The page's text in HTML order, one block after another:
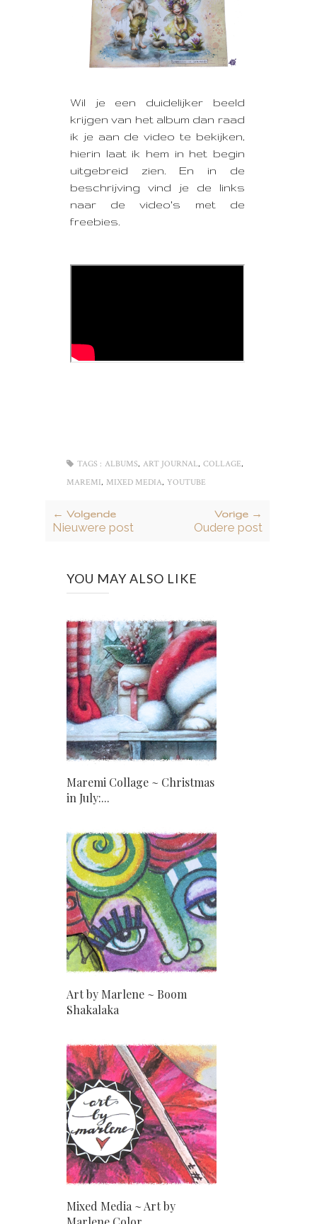
Wil je een duidelijker beeld
krijgen van het album dan raad
ik je aan de video te bekijken,
hierin laat ik hem in het begin
uitgebreid zien. En in de
beschrijving vind je de links
naar de video's met de
freebies.
TAGS : ALBUMS, ART JOURNAL, COLLAGE,
MAREMI, MIXED MEDIA, YOUTUBE
← Volgende
Nieuwere post
Vorige →
Oudere post
YOU MAY ALSO LIKE
Maremi Collage ~ Christmas
in July:...
Art by Marlene ~ Boom
Shakalaka
Mixed Media ~ Art by